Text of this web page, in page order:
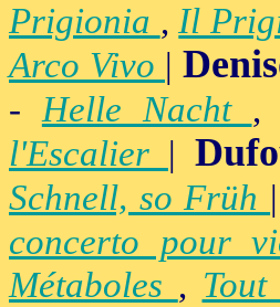
Prigionia ,Il
Arco Vivo |
-Helle Nacht
l'Escalier |
Schnell, so Früh |
concerto pour
Métaboles ,